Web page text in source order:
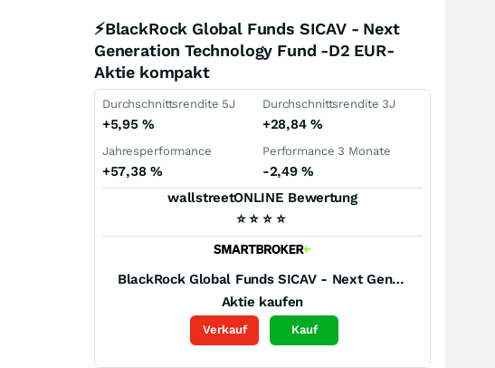
⚡BlackRock Global Funds SICAV - Next
Generation Technology Fund -D2 EUR-
Aktie kompakt
Durchschnittsrendite 5J
+5,95%
Durchschnittsrendite 3J
+28,84 %
Jahresperformance
+57,38 %
Performance 3 Monate
-2,49%
wallstreetONLINE Bewertung
⭐ ⭐ ⭐ ⭐
BlackRock Global Funds SICAV - Next Generation Technology Fund -D2 EUR-
Aktie kaufen
Verkauf Kauf